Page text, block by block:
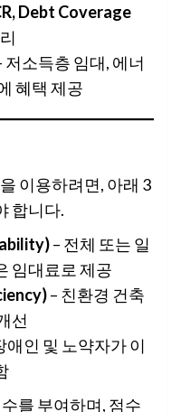
Debt Coverage
저소득층 임대, 에너
혜택 제공
이용하려면, 아래 3
합니다.
– 전체 또는 일
임대료로 제공
– 친환경 건축
선
애인 및 노약자가 이
를 부여하며, 점수